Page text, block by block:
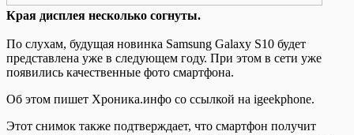
Крaя дисплeя несколько согнуты.
По слухам, будущая новинка Samsung Galaxy S10 будет
представлена уже в следующем году. При этом в сети уже
появились качественные фото смартфона.
Об этом пишет Хроника.инфо со ссылкой на igeekphone.
Этот снимок также подтверждает, что смартфон получит